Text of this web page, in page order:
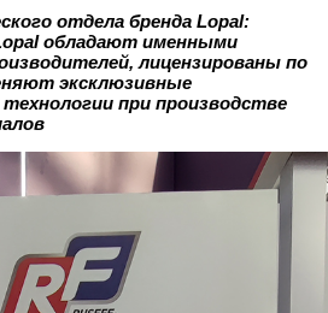
отдела бренда Lopal:
обладают именными
лицензированы по
эксклюзивные
при производстве